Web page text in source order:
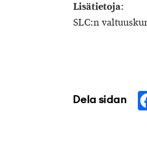
Lisätietoja:
SLC:n
Dela sidan